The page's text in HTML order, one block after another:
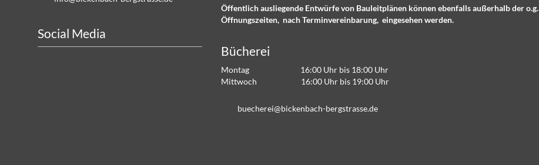
Social Media
Öffentlich ausliegende Entwürfe von Bauleitplänen können ebenfalls außerhalb der o.g.
Öffnungszeiten, nach Terminvereinbarung, eingesehen werden.
Bücherei
Montag 16:00 Uhr bis 18:00 Uhr
Mittwoch 16:00 Uhr bis 19:00 Uhr
b ch r b ck nb ch-b rgstr ss d